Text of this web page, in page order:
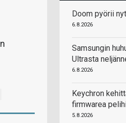
Doom pyörii
6.8.2026
Samsungin
Ultrasta
6.8.2026
Keychron
firmwarea
5.8.2026